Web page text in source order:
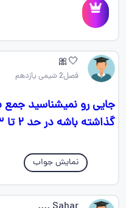
🤍🎀
فصل2 شیمی یازدهم
جایی رو نمیشناسید
گذاشته باشه در حد ۲ تا ۳ ساعت باشه
نمایش جواب